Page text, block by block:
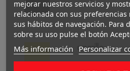
amarillo
mejorar nuestros servicios y
relacionada con sus
sus hábitos de navegación. Para
sobre su uso pulse el botón
Más información Personalizar